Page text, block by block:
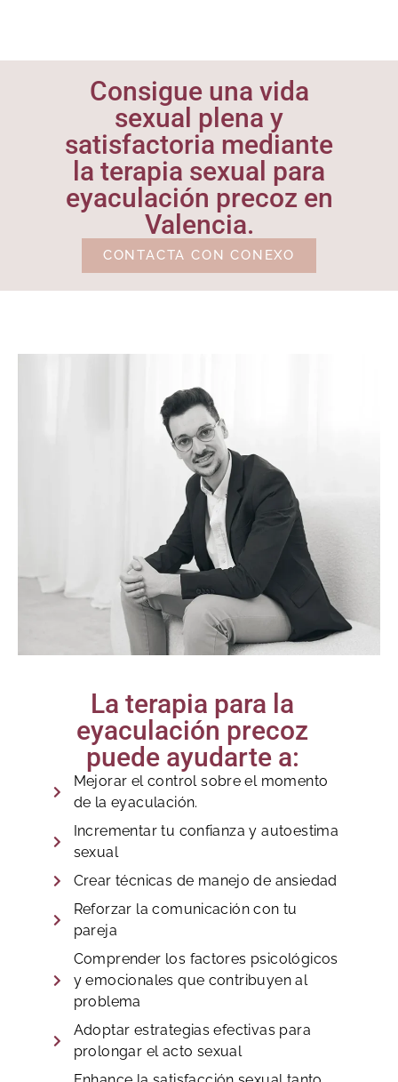
Consigue una vida
sexual plena y
satisfactoria mediante
la terapia sexual para
eyaculación precoz en
Valencia.
CONTACTA CON CONEXO
La terapia para la
eyaculación precoz
puede ayudarte a:
Mejorar el control sobre el momento
de la eyaculación.
Incrementar tu confianza y autoestima
sexual
Crear técnicas de manejo de ansiedad
Reforzar la comunicación con tu
pareja
Comprender los factores psicológicos
y emocionales que contribuyen al
problema
Adoptar estrategias efectivas para
prolongar el acto sexual